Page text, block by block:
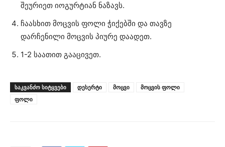
შეურიეთ იოგურტიან ნაზავს.
ჩაასხით მოცვის ფოლი ჭიქებში და თავზე
დარჩენილი მოცვის პიურე დაადეთ.
1-2 საათით გააცივეთ.
ᲡᲐᲙᲕᲐᲜᲫᲝ ᲡᲘᲢᲧᲕᲔᲑᲘ დესერტი მოცვი
მოცვის ფოლი
ფოლი